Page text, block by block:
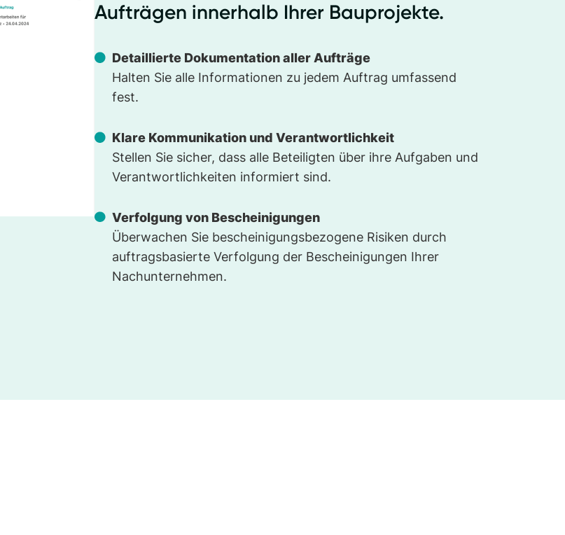
Aufträgen innerhalb Ihrer Bauprojekte.
Detaillierte Dokumentation aller Aufträge
Halten Sie alle Informationen zu jedem Auftrag umfassend
fest.
Klare Kommunikation und Verantwortlichkeit
Stellen Sie sicher, dass alle Beteiligten über ihre Aufgaben und
Verantwortlichkeiten informiert sind.
Verfolgung von Bescheinigungen
Überwachen Sie bescheinigungsbezogene Risiken durch
auftragsbasierte Verfolgung der Bescheinigungen Ihrer
Nachunternehmen.